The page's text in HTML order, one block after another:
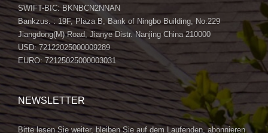
SWIFT-BIC: BKNBCN2NNAN
Bankzus. : 19F, Plaza B, Bank of Ningbo Building, No.229
Jiangdong(M) Road, Jianye Distr. Nanjing China 210000
USD: 72122025000009289
EURO: 72125025000003031
NEWSLETTER
Bitte lesen Sie weiter, bleiben Sie auf dem Laufenden, abonnieren